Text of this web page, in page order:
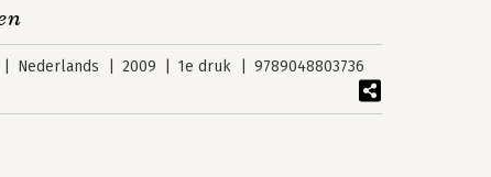
Nederlands 2009 1e druk 9789048803736